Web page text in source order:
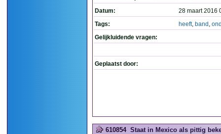
Datum:
28 maart 2016
Tags:
heeft, band ,
Gelijkluidende vragen:
Geplaatst door:
610854 Staat in Mexico als pittig